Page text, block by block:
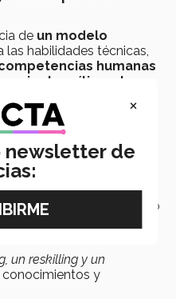
de un modelo
las habilidades técnicas,
humanas
crítico y la
,reskillingyupskilling
depender de un
educativo;es
para capacitar
tanto
era digital.
un reskilling y un
conocimientos y
×
newsletter de